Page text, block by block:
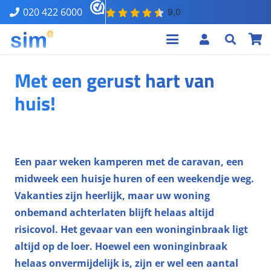
020 422 6000
Met een gerust hart van
huis!
Een paar weken kamperen met de caravan, een
midweek een huisje huren of een weekendje weg.
Vakanties zijn heerlijk, maar uw woning
onbemand achterlaten blijft helaas altijd
risicovol. Het gevaar van een woninginbraak ligt
altijd op de loer. Hoewel een woninginbraak
helaas onvermijdelijk is, zijn er wel een aantal